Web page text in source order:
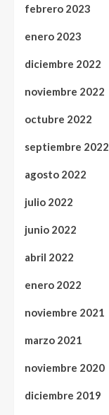
febrero 2023
enero 2023
diciembre 2022
noviembre 2022
octubre 2022
septiembre 2022
agosto 2022
julio 2022
junio 2022
abril 2022
enero 2022
noviembre 2021
marzo 2021
noviembre 2020
diciembre 2019